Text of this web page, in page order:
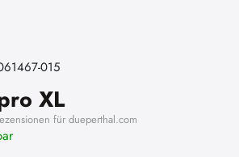
015
XL
für dueperthal.com